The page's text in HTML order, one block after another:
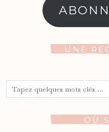
UNE
OÙ